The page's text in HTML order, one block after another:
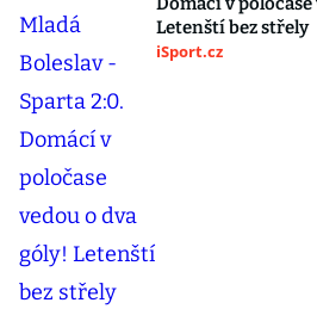
Letenští bez střely
iSport.cz